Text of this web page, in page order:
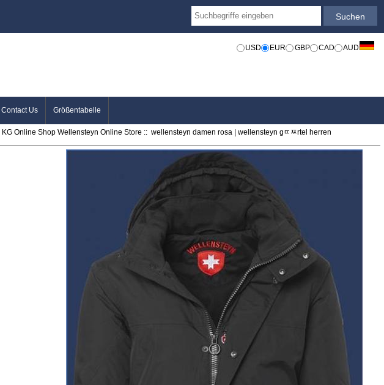
USD EUR GBP CAD AUD
Contact Us Größentabelle
Online Shop Wellensteyn Online Store :: wellensteyn damen rosa | wellensteyn gﾨﾹrtel herren